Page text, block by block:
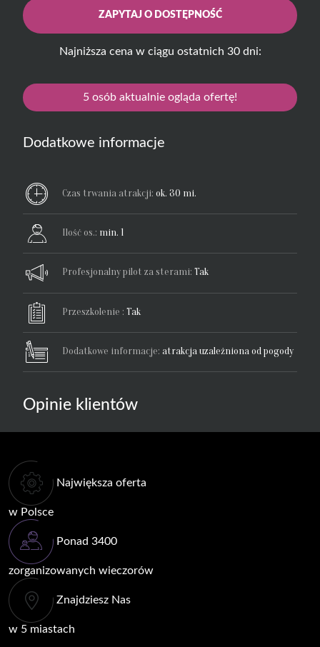
ZAPYTAJ O DOSTĘPNOŚĆ
Najniższa cena w ciągu ostatnich 30 dni:
5 osób aktualnie ogląda ofertę!
Dodatkowe informacje
Czas trwania atrakcji: ok. 30 mi.
Ilość os.: min. 1
Profesjonalny pilot za sterami: Tak
Przeszkolenie : Tak
Dodatkowe informacje: atrakcja uzależniona od pogody
Opinie klientów
Największa oferta
w Polsce
Ponad 3400
zorganizowanych wieczorów
Znajdziesz Nas
w 5 miastach